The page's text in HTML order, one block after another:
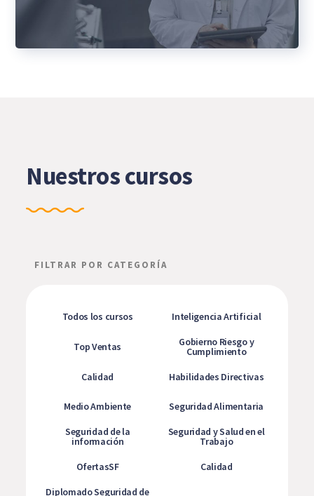
Nuestros cursos
FILTRAR POR CATEGORÍA
Todos los cursos Inteligencia Artificial
Top Ventas Gobierno Riesgo y
Cumplimiento
Calidad
Habilidades Directivas
Medio Ambiente
Seguridad Alimentaria
Seguridad de la
información
Seguridad y Salud en el
Trabajo
OfertasSF
Calidad
Diplomado Seguridad de